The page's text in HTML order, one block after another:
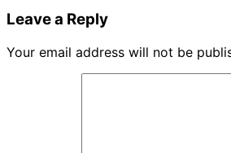
Leave a Reply
Your email address will not be